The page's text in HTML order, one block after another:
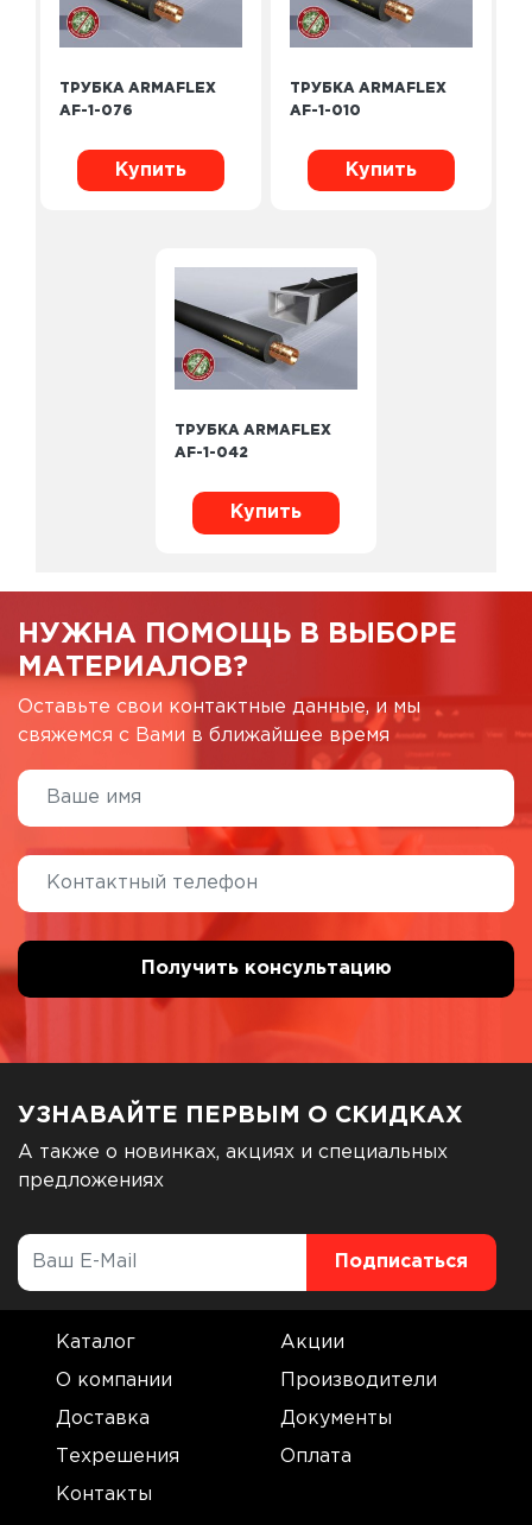
ТРУБКА ARMAFLEX
AF-1-076
Купить
ТРУБКА ARMAFLEX
AF-1-010
Купить
ТРУБКА ARMAFLEX
AF-1-042
Купить
НУЖНА ПОМОЩЬ В ВЫБОРЕ
МАТЕРИАЛОВ?
Оставьте свои контактные данные, и мы
свяжемся с Вами в ближайшее время
УЗНАВАЙТЕ ПЕРВЫМ О СКИДКАХ
А также о новинках, акциях и специальных
предложениях
Каталог Акции
О компании Производители
Доставка Документы
Техрешения Оплата
Контакты